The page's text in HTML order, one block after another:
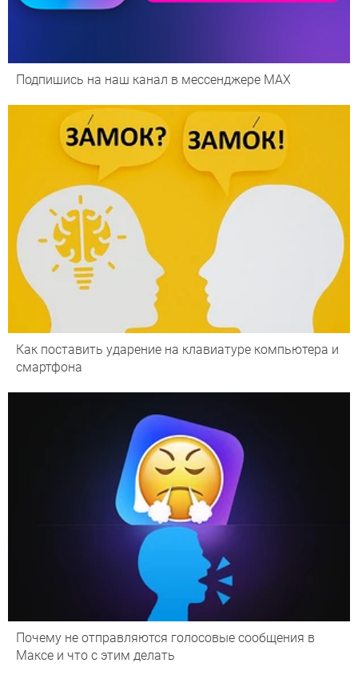
Подпишись на наш канал в мессенджере МАХ
Как поставить ударение на клавиатуре компьютера и
смартфона
Почему не отправляются голосовые сообщения в
Максе и что с этим делать